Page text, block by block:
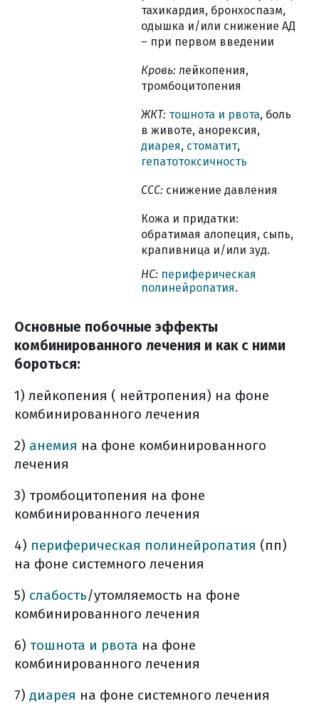
тахикардия, бронхоспазм,
одышка и/или снижение АД
– при первом введении
Кровь: лейкопения,
тромбоцитопения
ЖКТ: тошнота и рвота, боль
в животе, анорексия,
диарея, стоматит,
гепатотоксичность
ССС: снижение давления
Кожа и придатки:
обратимая алопеция, сыпь,
крапивница и/или зуд.
НС: периферическая
полинейропатия.
Основные побочные эффекты
комбинированного лечения и как с ними
бороться:
1) лейкопения ( нейтропения) на фоне
комбинированного лечения
2) анемия на фоне комбинированного
лечения
3) тромбоцитопения на фоне
комбинированного лечения
4) периферическая полинейропатия (пп)
на фоне системного лечения
5) слабость/утомляемость на фоне
комбинированного лечения
6) тошнота и рвота на фоне
комбинированного лечения
7) диарея на фоне системного лечения